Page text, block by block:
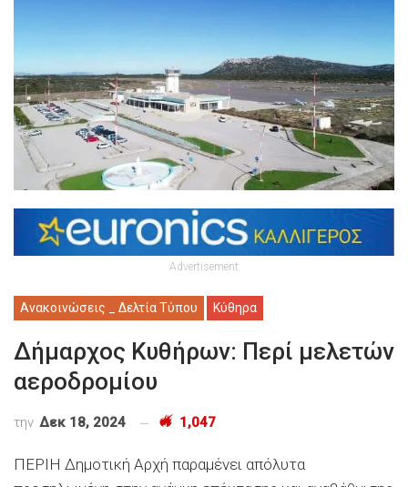
Advertisement
Ανακοινώσεις _ Δελτία Τύπου Κύθηρα
Δήμαρχος Κυθήρων: Περί μελετών
αεροδρομίου
την Δεκ 18, 2024 1,047
ΠΕΡΙΗ Δημοτική Αρχή παραμένει απόλυτα